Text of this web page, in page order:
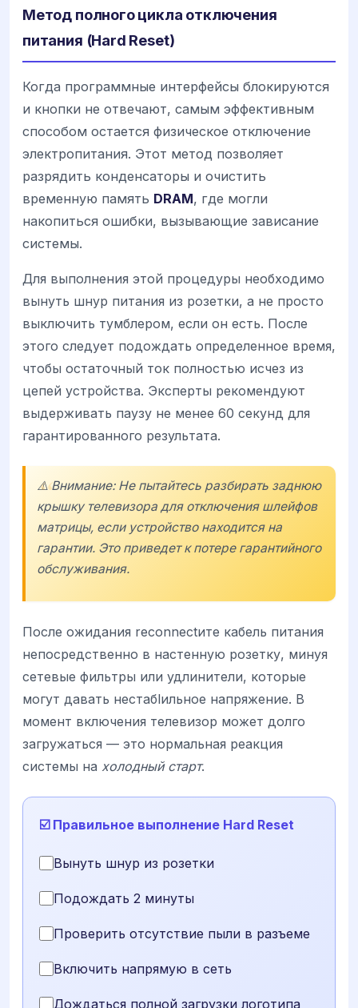
Метод полного цикла отключения
питания (Hard Reset)
Когда программные интерфейсы блокируются
и кнопки не отвечают, самым эффективным
способом остается физическое отключение
электропитания. Этот метод позволяет
разрядить конденсаторы и очистить
временную память DRAM, где могли
накопиться ошибки, вызывающие зависание
системы.
Для выполнения этой процедуры необходимо
вынуть шнур питания из розетки, а не просто
выключить тумблером, если он есть. После
этого следует подождать определенное время,
чтобы остаточный ток полностью исчез из
цепей устройства. Эксперты рекомендуют
выдерживать паузу не менее 60 секунд для
гарантированного результата.
⚠️ Внимание: Не пытайтесь разбирать заднюю
крышку телевизора для отключения шлейфов
матрицы, если устройство находится на
гарантии. Это приведет к потере гарантийного
обслуживания.
После ожидания reconnectите кабель питания
непосредственно в настенную розетку, минуя
сетевые фильтры или удлинители, которые
могут давать нестабlильное напряжение. В
момент включения телевизор может долго
загружаться — это нормальная реакция
системы на холодный старт.
☑️ Правильное выполнение Hard Reset
Вынуть шнур из розетки
Подождать 2 минуты
Проверить отсутствие пыли в разъеме
Включить напрямую в сеть
Дождаться полной загрузки логотипа